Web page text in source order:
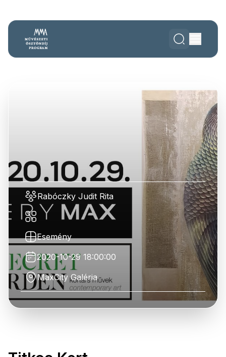
Rabóczky Judit Rita
Esemény
2020-10-29 18:00:00
MaxCity Galéria